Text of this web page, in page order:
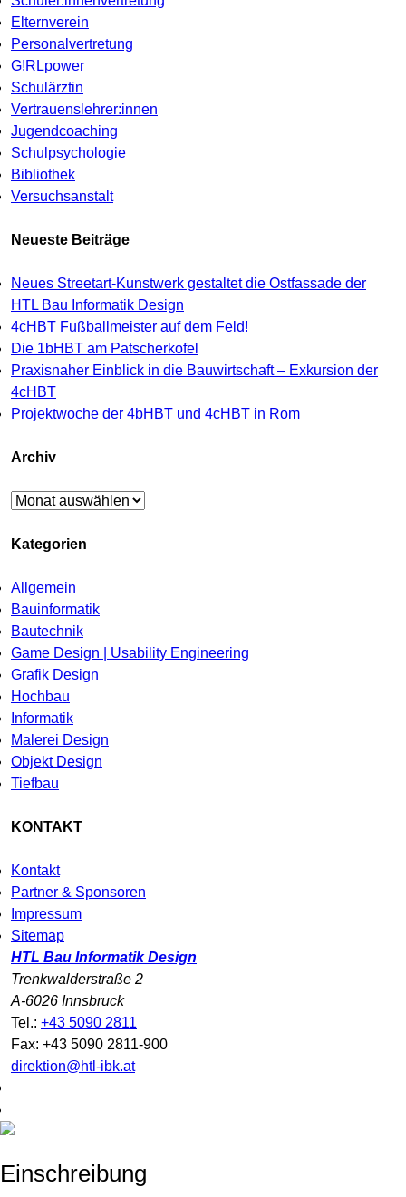
Elternverein
Personalvertretung
G!RLpower
Schulärztin
Vertrauenslehrer:innen
Jugendcoaching
Schulpsychologie
Bibliothek
Versuchsanstalt
Neueste Beiträge
Neues Streetart-Kunstwerk gestaltet die Ostfassade der
HTL Bau Informatik Design
4cHBT Fußballmeister auf dem Feld!
Die 1bHBT am Patscherkofel
Praxisnaher Einblick in die Bauwirtschaft – Exkursion der
4cHBT
Projektwoche der 4bHBT und 4cHBT in Rom
Archiv
Archiv
Kategorien
Allgemein
Bauinformatik
Bautechnik
Game Design | Usability Engineering
Grafik Design
Hochbau
Informatik
Malerei Design
Objekt Design
Tiefbau
KONTAKT
Kontakt
Partner & Sponsoren
Impressum
Sitemap
HTL Bau Informatik Design
Trenkwalderstraße 2
A-6026 Innsbruck
Tel.: +43 5090 2811
Fax: +43 5090 2811-900
direktion@htl-ibk.at
Einschreibung